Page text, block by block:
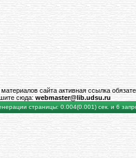
сайта активная ссылка
сюда: webmaster@lib.udsu.ru
страницы: 0.004(0.001) сек. и 6